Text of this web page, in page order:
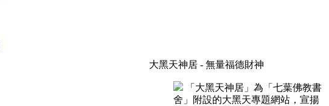
大黑天神居 - 無量福德財神
「大黑天神居」為「七葉佛教書
舍」附設的大黑天專題網站，宣揚